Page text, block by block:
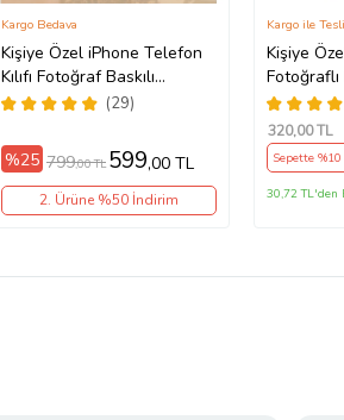
Kişiye Özel iPhone Telefon
Kılıfı Fotoğraf Baskılı
11/13/14/14Pro/14ProMax/15/15Pro/
(29)
Kargo Bedava
%25 799,00 TL 599,00 TL
2. Ürüne %50 İndirim
Kişiye
Fotoğraflı
Telefon
(Telefon
Kargo ile
320,00 TL
Sepette
30,72 TL'den